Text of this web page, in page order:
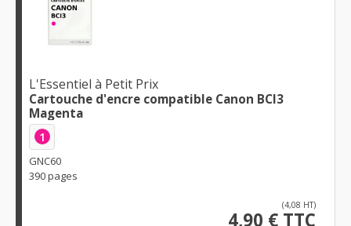
L'Essentiel à Petit Prix
Cartouche d'encre compatible Canon BCI3
Magenta
1
GNC60
390 pages
(4,08 HT)
4,90 € TTC